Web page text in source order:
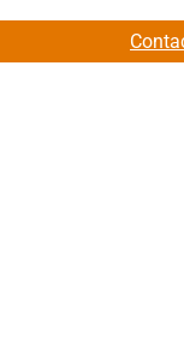
de 19 km. Le
vente pour un prix